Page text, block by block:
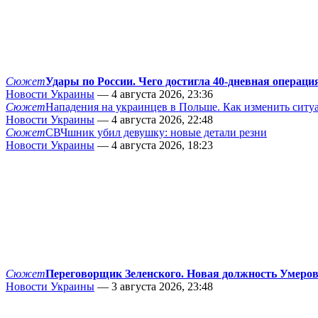
СюжетУдары по России. Чего достигла 40-дневная
Новости Украины — 4 августа 2026, 23:36
СюжетНападения на украинцев в Польше. Как изменить
Новости Украины — 4 августа 2026, 22:48
СюжетСВЧшник убил девушку: новые детали резни
Новости Украины — 4 августа 2026, 18:23
СюжетПереговорщик Зеленского. Новая должность
Новости Украины — 3 августа 2026, 23:48